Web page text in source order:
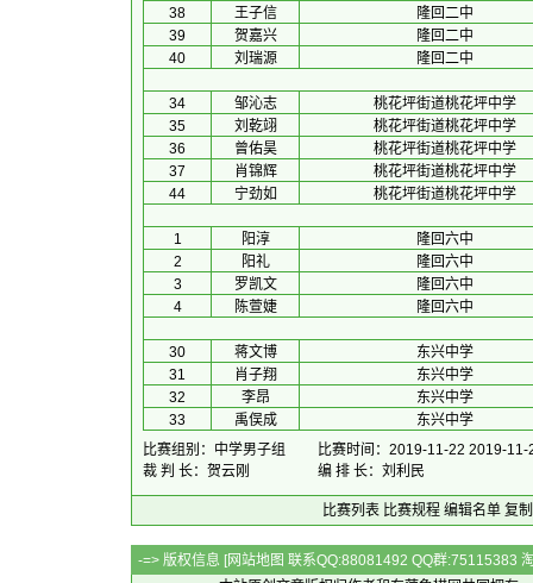
38
王子信
隆回二中
39
贺嘉兴
隆回二中
40
刘瑞源 隆回二中
34 邹沁志
桃花坪街道桃花坪中学
35
刘乾翊
桃花坪街道桃花坪中学
36
曾佑昊
桃花坪街道桃花坪中学
37
肖锦辉
桃花坪街道桃花坪中学
44
宁劲如 桃花坪街道桃花坪中学
1 阳淳
隆回六中
2
阳礼
隆回六中
3
罗凯文
隆回六中
4
陈萱婕 隆回六中
30 蒋文博
东兴中学
31
肖子翔
东兴中学
32
李昂
东兴中学
33
禹俣成
东兴中学
比赛组别：中学男子组
比赛时间：2019-11-22 2019-11-
裁 判 长：贺云刚
编 排 长：刘利民
比赛列表 比赛规程 编辑名单 复
-=> 版权信息 [网站地图 联系QQ:88081492 QQ群:75115383